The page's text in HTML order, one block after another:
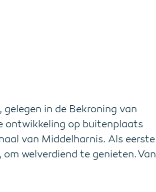
in de Bekroning van
ontwikkeling op buitenplaats
van Middelharnis. Als eerste
welverdiend te genieten. Van